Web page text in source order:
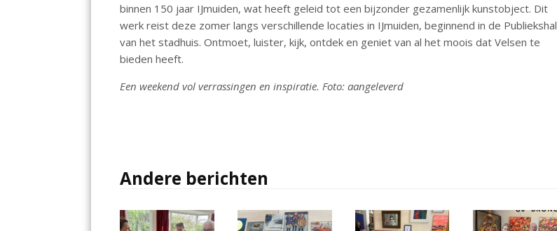
binnen 150 jaar IJmuiden, wat heeft geleid tot een bijzonder gezamenlijk kunstobject. Dit
werk reist deze zomer langs verschillende locaties in IJmuiden, beginnend in de Publiekshal
van het stadhuis. Ontmoet, luister, kijk, ontdek en geniet van al het moois dat Velsen te
bieden heeft.
Een weekend vol verrassingen en inspiratie. Foto: aangeleverd
Andere berichten